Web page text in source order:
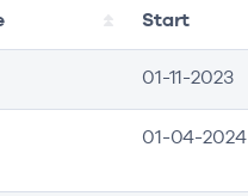
Start
01-11-2023
01-04-2024